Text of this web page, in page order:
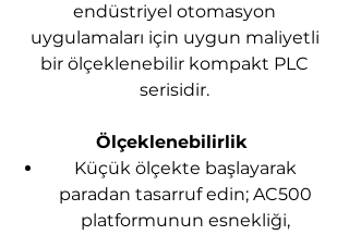
endüstriyel otomasyon
uygulamaları için uygun maliyetli
bir ölçeklenebilir kompakt PLC
serisidir.
Ölçeklenebilirlik
Küçük ölçekte başlayarak
paradan tasarruf edin; AC500
platformunun esnekliği,